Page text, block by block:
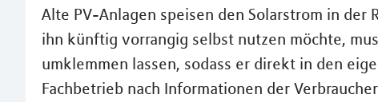
Alte PV-Anlagen speisen den Solarstrom in der
ihn künftig vorrangig selbst nutzen möchte,
umklemmen lassen, sodass er direkt in den
Fachbetrieb nach Informationen der